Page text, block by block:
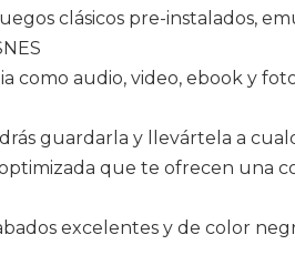
clásicos pre-instalados,
audio, video, ebook y
guardarla y llevártela a
que te ofrecen una
excelentes y de color